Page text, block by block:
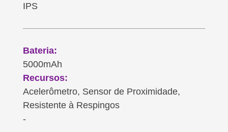
IPS
Bateria:
5000mAh
Recursos:
Acelerômetro, Sensor de Proximidade,
Resistente à Respingos
-